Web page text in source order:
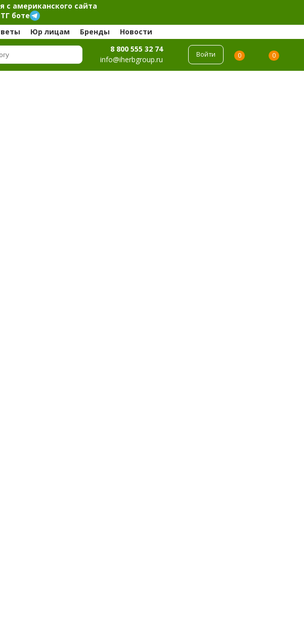
с американского сайта
боте
Юр лицам Бренды Новости
8 800 555 32 74
info@iherbgroup.ru
Войти 0 0